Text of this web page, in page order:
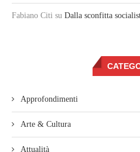
Fabiano Citi su Dalla sconfitta
Approfondimenti
Arte & Cultura
Attualità